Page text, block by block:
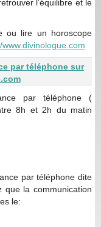
l’équilibre et le
ou lire un horoscope
www.divinologue.com
par téléphone (
8h et 2h du matin
par téléphone dite
que la communication
le: